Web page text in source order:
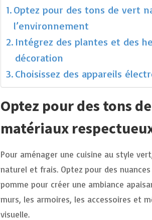
Optez pour des tons de vert
l’environnement
Intégrez des plantes et des
décoration
Choisissez des appareils
Optez pour des tons
matériaux
Pour aménager une cuisine au style
naturel et frais. Optez pour des
pomme pour créer une ambiance
murs, les armoires, les accessoires et
visuelle.